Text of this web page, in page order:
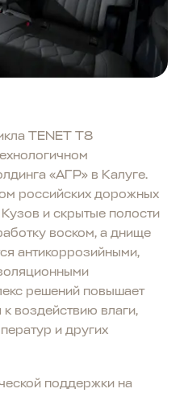
TENET T8
«АГР» в Калуге.
российских дорожных
и скрытые полости
воском, а днище
антикоррозийными,
решений повышает
воздействию влаги,
и других
поддержки на